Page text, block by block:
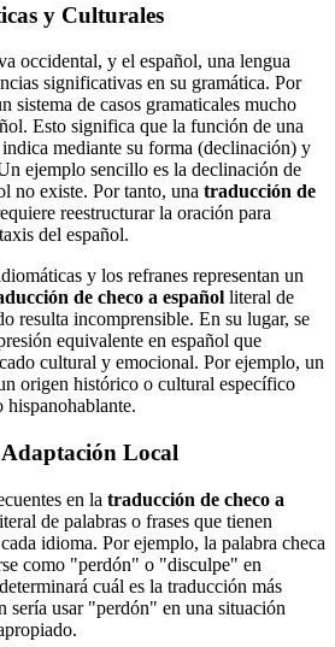
y Culturales
occidental, y el español, una lengua
significativas en su gramática. Por
sistema de casos gramaticales mucho
Esto significa que la función de una
mediante su forma (declinación) y
ejemplo sencillo es la declinación de
no existe. Por tanto, una traducción de
reestructurar la oración para
del español.
y los refranes representan un
de checo a español literal de
resulta incomprensible. En su lugar, se
equivalente en español que
cultural y emocional. Por ejemplo, un
origen histórico o cultural específico
hispanohablante.
Local
en la traducción de checo a
de palabras o frases que tienen
idioma. Por ejemplo, la palabra checa
como "perdón" o "disculpe" en
cuál es la traducción más
sería usar "perdón" en una situación